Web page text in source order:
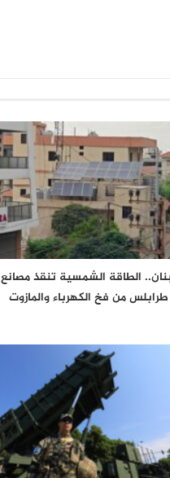
الطاقة الشمسية تنقذ مصانع
طرابلس من فخ الكهرباء والمازوت